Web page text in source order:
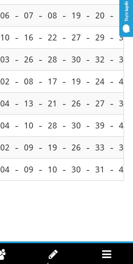
06 - 07 - 08 - 19 - 20 - 33
10 - 16 - 22 - 27 - 29 - 30
03 - 26 - 28 - 30 - 32 - 35
02 - 08 - 17 - 19 - 24 - 41
04 - 13 - 21 - 26 - 27 - 31
04 - 10 - 28 - 30 - 39 - 41
02 - 09 - 19 - 26 - 33 - 36
04 - 09 - 10 - 30 - 31 - 40